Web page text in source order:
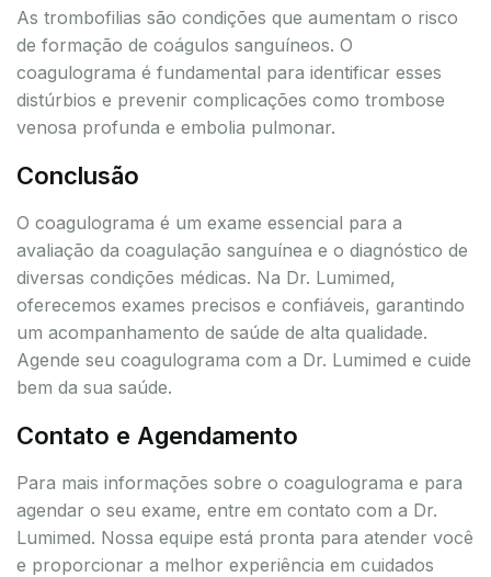
As trombofilias são condições que aumentam o risco
de formação de coágulos sanguíneos. O
coagulograma é fundamental para identificar esses
distúrbios e prevenir complicações como trombose
venosa profunda e embolia pulmonar.
Conclusão
O coagulograma é um exame essencial para a
avaliação da coagulação sanguínea e o diagnóstico de
diversas condições médicas. Na Dr. Lumimed,
oferecemos exames precisos e confiáveis, garantindo
um acompanhamento de saúde de alta qualidade.
Agende seu coagulograma com a Dr. Lumimed e cuide
bem da sua saúde.
Contato e Agendamento
Para mais informações sobre o coagulograma e para
agendar o seu exame, entre em contato com a Dr.
Lumimed. Nossa equipe está pronta para atender você
e proporcionar a melhor experiência em cuidados